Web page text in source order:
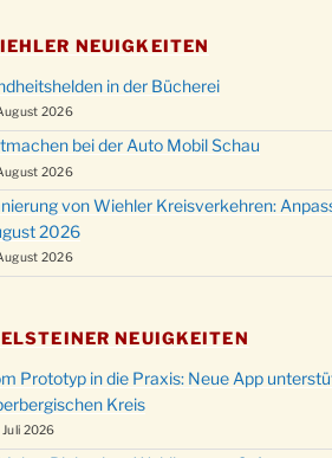
NEUIGKEITEN
in der Bücherei
2026
bei der Auto Mobil Schau
2026
von Wiehler Kreisverkehren:
2026
2026
NEUIGKEITEN
Prototyp in die Praxis: Neue App
Kreis
Juli 2026